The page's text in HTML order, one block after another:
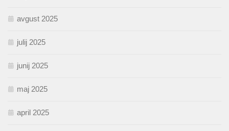
avgust 2025
julij 2025
junij 2025
maj 2025
april 2025